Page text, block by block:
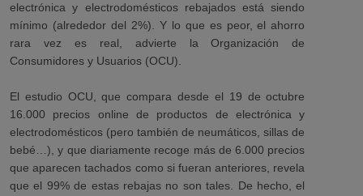
electrónica y electrodomésticos rebajados está siendo
mínimo (alrededor del 2%). Y lo que es peor, el ahorro
rara vez es real, advierte la Organización de
Consumidores y Usuarios (OCU).
El estudio OCU, que compara desde el 19 de octubre
16.000 precios online de productos de electrónica y
electrodomésticos (pero también de neumáticos, sillas de
bebé…), y que diariamente recoge más de 6.000 precios
que aparecen tachados como si fueran anteriores, revela
que el 99% de estas rebajas no son tales. De hecho, el